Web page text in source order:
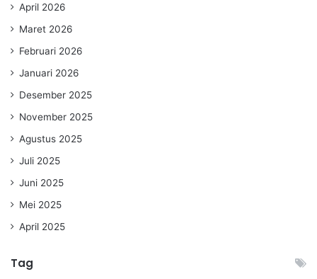
April 2026
Maret 2026
Februari 2026
Januari 2026
Desember 2025
November 2025
Agustus 2025
Juli 2025
Juni 2025
Mei 2025
April 2025
Tag